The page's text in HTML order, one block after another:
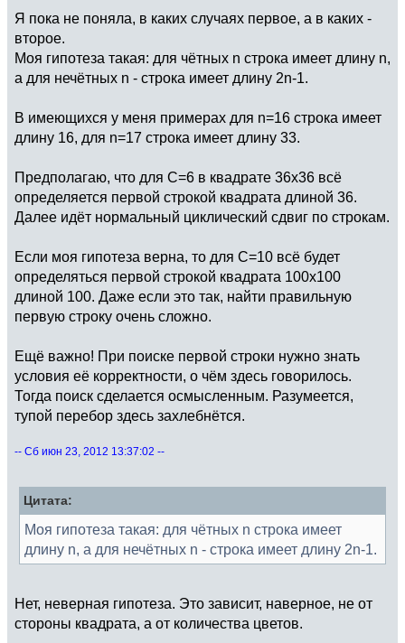
Я пока не поняла, в каких случаях первое, а в каких -
второе.
Моя гипотеза такая: для чётных n строка имеет длину n,
а для нечётных n - строка имеет длину 2n-1.
В имеющихся у меня примерах для n=16 строка имеет
длину 16, для n=17 строка имеет длину 33.
Предполагаю, что для C=6 в квадрате 36х36 всё
определяется первой строкой квадрата длиной 36.
Далее идёт нормальный циклический сдвиг по строкам.
Если моя гипотеза верна, то для C=10 всё будет
определяться первой строкой квадрата 100х100
длиной 100. Даже если это так, найти правильную
первую строку очень сложно.
Ещё важно! При поиске первой строки нужно знать
условия её корректности, о чём здесь говорилось.
Тогда поиск сделается осмысленным. Разумеется,
тупой перебор здесь захлебнётся.
-- Сб июн 23, 2012 13:37:02 --
Цитата:
Моя гипотеза такая: для чётных n строка имеет
длину n, а для нечётных n - строка имеет длину 2n-1.
Нет, неверная гипотеза. Это зависит, наверное, не от
стороны квадрата, а от количества цветов.